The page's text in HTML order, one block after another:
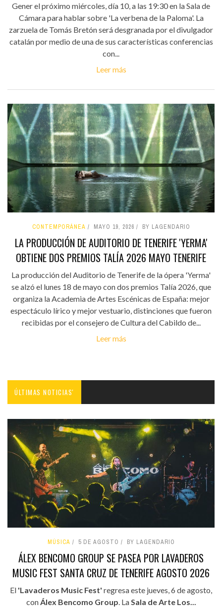
Gener el próximo miércoles, día 10, a las 19:30 en la Sala de
Cámara para hablar sobre 'La verbena de la Paloma'. La
zarzuela de Tomás Bretón será desgranada por el divulgador
catalán por medio de una de sus características conferencias
con...
Leer más
CONTEMPORÁNEA MAYO 19, 2026 BY LAGENDARIO
LA PRODUCCIÓN DE AUDITORIO DE TENERIFE 'YERMA'
OBTIENE DOS PREMIOS TALÍA 2026 MAYO TENERIFE
La producción del Auditorio de Tenerife de la ópera 'Yerma'
se alzó el lunes 18 de mayo con dos premios Talía 2026, que
organiza la Academia de Artes Escénicas de España: mejor
espectáculo lírico y mejor vestuario, distinciones que fueron
recibidas por el consejero de Cultura del Cabildo de...
Leer más
ÚLTIMAS NOTICIAS'
MÚSICA 5 DE AGOSTO BY LAGENDARIO
ÁLEX BENCOMO GROUP SE PASEA POR LAVADEROS
MUSIC FEST SANTA CRUZ DE TENERIFE AGOSTO 2026
El 'Lavaderos Music Fest' regresa este jueves, 6 de agosto,
conÁlex Bencomo Group. LaSala de Arte Los...